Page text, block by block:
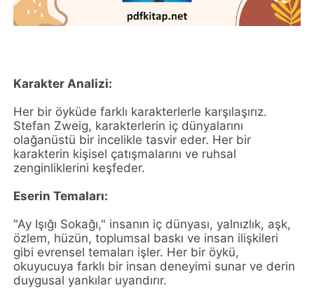
Karakter Analizi:
Her bir öyküde farklı karakterlerle karşılaşırız.
Stefan Zweig, karakterlerin iç dünyalarını
olağanüstü bir incelikle tasvir eder. Her bir
karakterin kişisel çatışmalarını ve ruhsal
zenginliklerini keşfeder.
Eserin Temaları:
"Ay Işığı Sokağı," insanın iç dünyası, yalnızlık, aşk,
özlem, hüzün, toplumsal baskı ve insan ilişkileri
gibi evrensel temaları işler. Her bir öykü,
okuyucuya farklı bir insan deneyimi sunar ve derin
duygusal yankılar uyandırır.